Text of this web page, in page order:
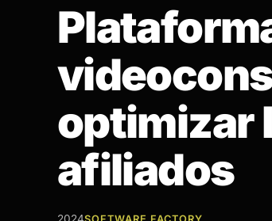
optimizar
afiliados
SOFTWARE FACTORY